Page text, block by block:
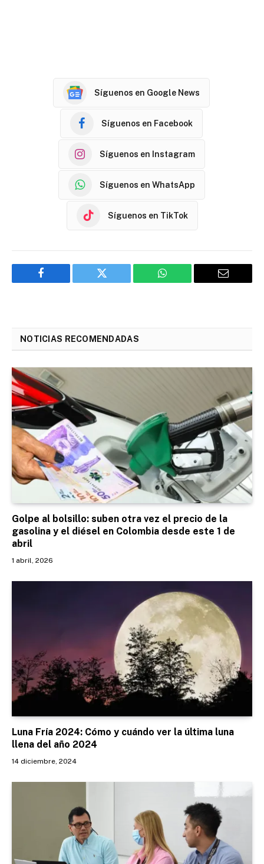
Síguenos en Google News
Síguenos en Facebook
Síguenos en Instagram
Síguenos en WhatsApp
Síguenos en TikTok
Facebook Twitter WhatsApp Email
NOTICIAS RECOMENDADAS
Golpe al bolsillo: suben otra vez el precio de la
gasolina y el diésel en Colombia desde este 1 de
abril
1 abril, 2026
Luna Fría 2024: Cómo y cuándo ver la última luna
llena del año 2024
14 diciembre, 2024